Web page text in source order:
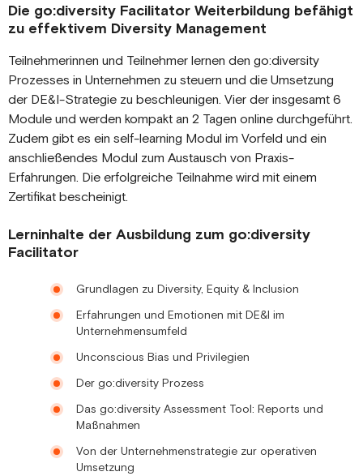
Die go:diversity Facilitator Weiterbildung befähigt
zu effektivem Diversity Management
Teilnehmerinnen und Teilnehmer lernen den go:diversity
Prozesses in Unternehmen zu steuern und die Umsetzung
der DE&I-Strategie zu beschleunigen. Vier der insgesamt 6
Module und werden kompakt an 2 Tagen online durchgeführt.
Zudem gibt es ein self-learning Modul im Vorfeld und ein
anschließendes Modul zum Austausch von Praxis-
Erfahrungen. Die erfolgreiche Teilnahme wird mit einem
Zertifikat bescheinigt.
Lerninhalte der Ausbildung zum go:diversity
Facilitator
Grundlagen zu Diversity, Equity & Inclusion
Erfahrungen und Emotionen mit DE&I im
Unternehmensumfeld
Unconscious Bias und Privilegien
Der go:diversity Prozess
Das go:diversity Assessment Tool: Reports und
Maßnahmen
Von der Unternehmenstrategie zur operativen
Umsetzung